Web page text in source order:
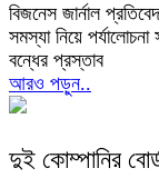
বিজনেস জার্নাল
সমস্যা নিয়ে
বন্ধের প্রস্তাব
আরও পড়ুন..
দুই কোম্পানির